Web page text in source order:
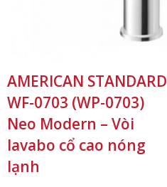
AMERICAN STANDARD
WF-0703 (WP-0703)
Neo Modern – Vòi
lavabo cổ cao nóng
lạnh